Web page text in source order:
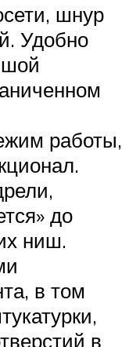
шнур
Удобно
работы,
до
ниш.
в том
в